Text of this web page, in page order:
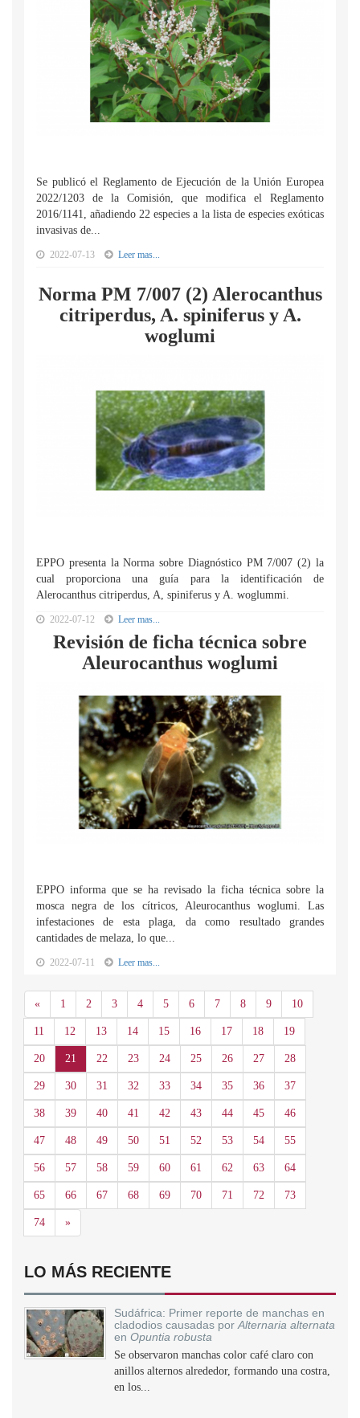
Se publicó el Reglamento de Ejecución de la Unión Europea
2022/1203 de la Comisión, que modifica el Reglamento
2016/1141, añadiendo 22 especies a la lista de especies exóticas
invasivas de...
2022-07-13 Leer mas...
Norma PM 7/007 (2) Alerocanthus
citriperdus, A. spiniferus y A.
woglumi
EPPO presenta la Norma sobre Diagnóstico PM 7/007 (2) la
cual proporciona una guía para la identificación de
Alerocanthus citriperdus, A, spiniferus y A. woglummi.
2022-07-12 Leer mas...
Revisión de ficha técnica sobre
Aleurocanthus woglumi
EPPO informa que se ha revisado la ficha técnica sobre la
mosca negra de los cítricos, Aleurocanthus woglumi. Las
infestaciones de esta plaga, da como resultado grandes
cantidades de melaza, lo que...
2022-07-11 Leer mas...
«Anterior
1 2 3 4 5 6 7 8 9 10
11 12 13 14 15 16 17 18 19
20 21 22 23 24 25 26 27 28
29 30 31 32 33 34 35 36 37
38 39 40 41 42 43 44 45 46
47 48 49 50 51 52 53 54 55
56 57 58 59 60 61 62 63 64
65 66 67 68 69 70 71 72 73
74 »Siguiente
LO MÁS RECIENTE
Sudáfrica: Primer reporte de manchas en
cladodios causadas por Alternaria alternata
en Opuntia robusta
Se observaron manchas color café claro con
anillos alternos alrededor, formando una costra,
en los...